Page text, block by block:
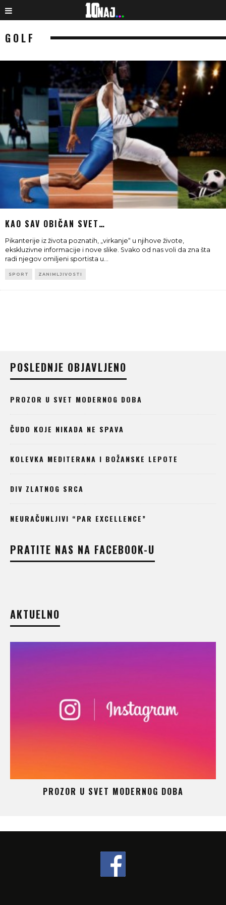
GOLF
KAO SAV OBIČAN SVET…
Pikanterije iz života poznatih, „virkanje“ u njihove živote,
ekskluzivne informacije i nove slike. Svako od nas voli da zna šta
radi njegov omiljeni sportista u
SPORT ZANIMLJIVOSTI
POSLEDNJE OBJAVLJENO
PROZOR U SVET MODERNOG DOBA
ČUDO KOJE NIKADA NE SPAVA
KOLEVKA MEDITERANA I BOŽANSKE LEPOTE
DIV ZLATNOG SRCA
NEURAČUNLJIVI “PAR EXCELLENCE”
PRATITE NAS NA FACEBOOK-U
AKTUELNO
PROZOR U SVET MODERNOG DOBA